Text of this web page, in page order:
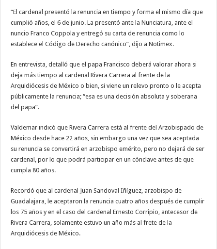
“El cardenal presentó la renuncia en tiempo y forma el mismo día que
cumplió años, el 6 de junio. La presentó ante la Nunciatura, ante el
nuncio Franco Coppola y entregó su carta de renuncia como lo
establece el Código de Derecho canónico”, dijo a Notimex.
En entrevista, detalló que el papa Francisco deberá valorar ahora si
deja más tiempo al cardenal Rivera Carrera al frente de la
Arquidiócesis de México o bien, si viene un relevo pronto o le acepta
públicamente la renuncia; “esa es una decisión absoluta y soberana
del papa”.
Valdemar indicó que Rivera Carrera está al frente del Arzobispado de
México desde hace 22 años, sin embargo una vez que sea aceptada
su renuncia se convertirá en arzobispo emérito, pero no dejará de ser
cardenal, por lo que podrá participar en un cónclave antes de que
cumpla 80 años.
Recordó que al cardenal Juan Sandoval Iñíguez, arzobispo de
Guadalajara, le aceptaron la renuncia cuatro años después de cumplir
los 75 años y en el caso del cardenal Ernesto Corripio, antecesor de
Rivera Carrera, solamente estuvo un año más al frete de la
Arquidiócesis de México.